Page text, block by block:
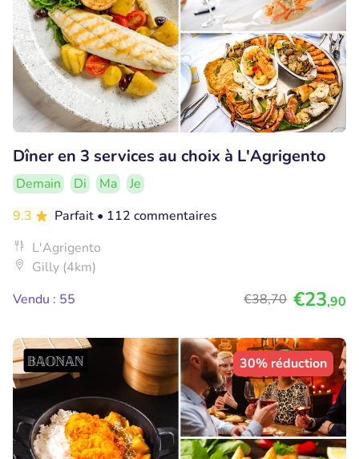
Dîner en 3 services au choix à L'Agrigento
Demain Di Ma
Je
9.3
Parfait • 112 commentaires
L'Agrigento
Gilly (4km)
Vendu : 55
€38,70 €23,90
30% réduction